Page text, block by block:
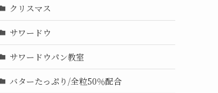
クリスマス
サワードウ
サワードウパン教室
バターたっぷり/全粒50％配合